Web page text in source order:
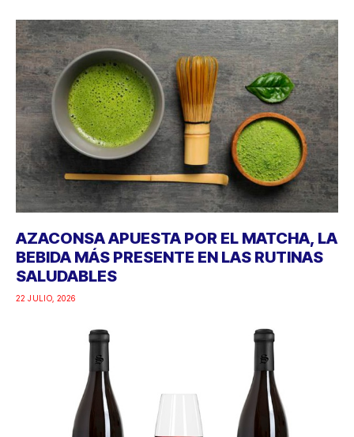
AZACONSA APUESTA POR EL MATCHA, LA
BEBIDA MÁS PRESENTE EN LAS RUTINAS
SALUDABLES
22 JULIO, 2026